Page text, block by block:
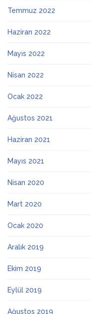
Temmuz 2022
Haziran 2022
Mayıs 2022
Nisan 2022
Ocak 2022
Ağustos 2021
Haziran 2021
Mayıs 2021
Nisan 2020
Mart 2020
Ocak 2020
Aralık 2019
Ekim 2019
Eylül 2019
Ağustos 2019